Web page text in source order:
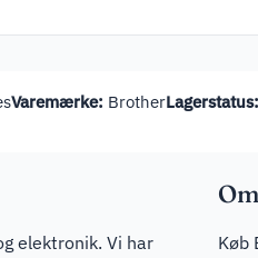
Varemærke: BrotherLagerstatus:
elektronik. Vi har
Køb